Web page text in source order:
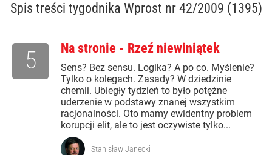
Spis treści tygodnika Wprost nr 42/2009 (1395)
Na stronie - Rzeź niewiniątek
Sens? Bez sensu. Logika? A po co. Myślenie?
Tylko o kolegach. Zasady? W dziedzinie
chemii. Ubiegły tydzień to było potężne
uderzenie w podstawy znanej wszystkim
racjonalności. Oto mamy ewidentny problem
korupcji elit, ale to jest oczywiste tylko...
5
Stanisław Janecki